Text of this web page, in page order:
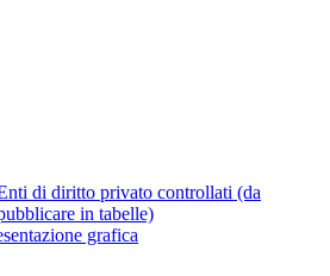
di diritto privato controllati (da
in tabelle)
grafica